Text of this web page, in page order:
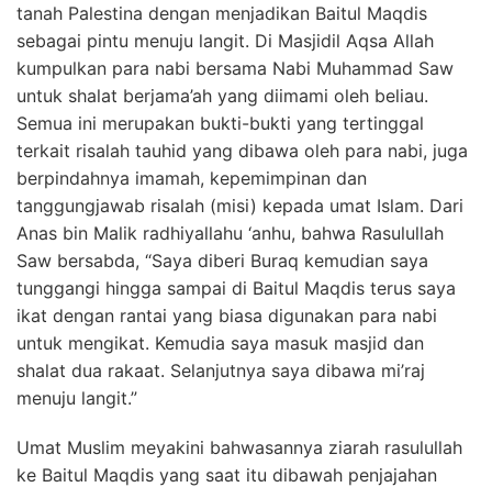
tanah Palestina dengan menjadikan Baitul Maqdis
sebagai pintu menuju langit. Di Masjidil Aqsa Allah
kumpulkan para nabi bersama Nabi Muhammad Saw
untuk shalat berjama’ah yang diimami oleh beliau.
Semua ini merupakan bukti-bukti yang tertinggal
terkait risalah tauhid yang dibawa oleh para nabi, juga
berpindahnya imamah, kepemimpinan dan
tanggungjawab risalah (misi) kepada umat Islam. Dari
Anas bin Malik radhiyallahu ‘anhu, bahwa Rasulullah
Saw bersabda, “Saya diberi Buraq kemudian saya
tunggangi hingga sampai di Baitul Maqdis terus saya
ikat dengan rantai yang biasa digunakan para nabi
untuk mengikat. Kemudia saya masuk masjid dan
shalat dua rakaat. Selanjutnya saya dibawa mi’raj
menuju langit.”
Umat Muslim meyakini bahwasannya ziarah rasulullah
ke Baitul Maqdis yang saat itu dibawah penjajahan